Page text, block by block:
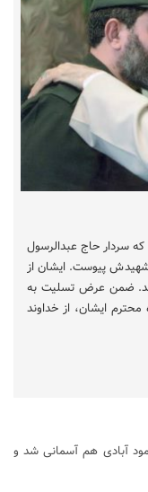
که سردار حاج عبدالرسول
شهیدش پیوست. ایشان از
ضمن عرض تسلیت به
محترم ایشان، از خداوند
آبادی هم آسمانی شد و